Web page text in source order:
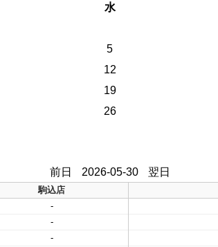
水
5
12
19
26
前日 2026-05-30 翌日
駒込店
-
-
-